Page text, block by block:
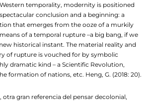
temporality, modernity is positioned
conclusion and a beginning: a
that emerges from the ooze of a murkily
of a temporal rupture –a big bang, if we
historical instant. The material reality and
of rupture is vouched for by symbolic
dramatic kind – a Scientific Revolution,
formation of nations, etc. Heng, G. (2018: 20).
otra gran referencia del pensar decolonial,